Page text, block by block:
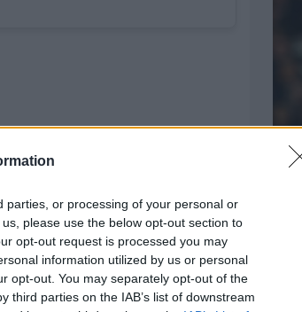
parties, or processing of your personal or
please use the below opt-out section to
opt-out request is processed you may
information utilized by us or personal
opt-out. You may separately opt-out of the
third parties on the IAB’s list of downstream